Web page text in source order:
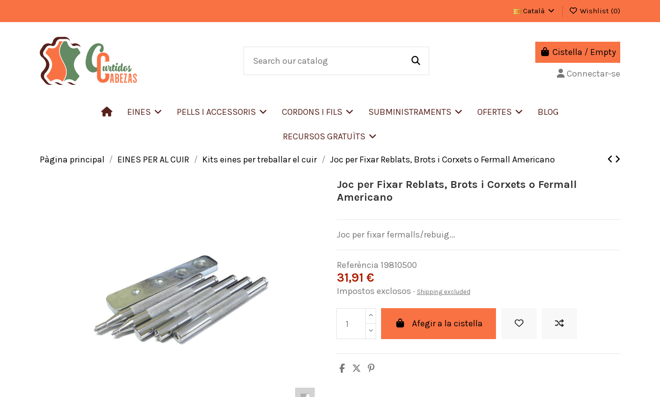
Català Wishlist (0)
Cistella / Empty
Connectar-se
EINES PELLS I ACCESSORIS CORDONS I FILS SUBMINISTRAMENTS OFERTES BLOG
RECURSOS GRATUÏTS
Pàgina principal EINES PER AL CUIR Kits eines per treballar el cuir Joc per Fixar Reblats, Brots i Corxets o Fermall Americano
Joc per Fixar Reblats, Brots i Corxets o Fermall
Americano
Joc per fixar fermalls/rebuig...
Referència 19810500
31,91 €
Impostos exclosos Shipping excluded
Afegir a la cistella